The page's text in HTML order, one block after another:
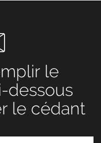
le
dessous
le cédant